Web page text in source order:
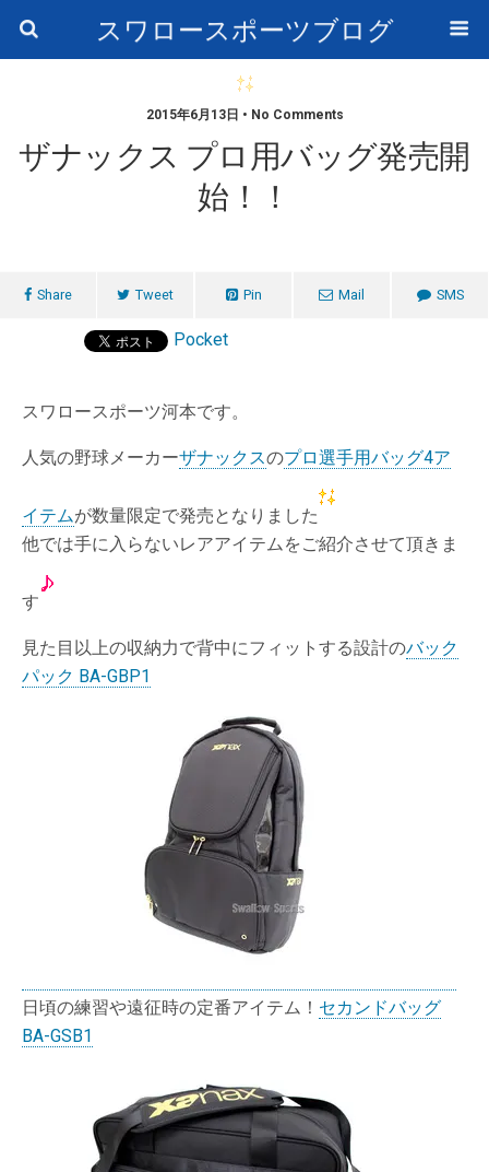
スワロースポーツブログ
2015年6月13日 • No Comments
ザナックス プロ用バッグ発売開
始！！
Share Tweet Pin Mail SMS
Pocket
スワロースポーツ河本です。
人気の野球メーカーザナックスのプロ選手用バッグ4ア
イテムが数量限定で発売となりました
他では手に入らないレアアイテムをご紹介させて頂きま
す
見た目以上の収納力で背中にフィットする設計のバック
パック BA-GBP1
日頃の練習や遠征時の定番アイテム！ セカンドバッグ
BA-GSB1